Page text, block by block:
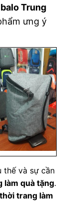
Trung
ưng ý
thế và sự cần
làm quà tặng.
trang làm